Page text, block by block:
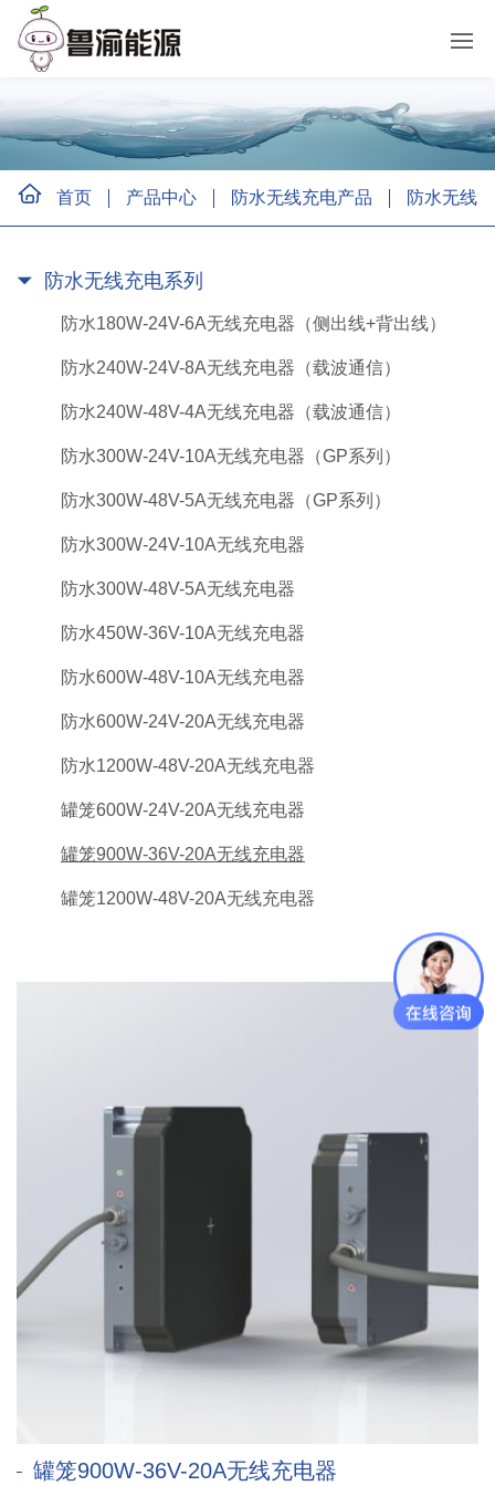
首页 产品中心 防水无线充电产品 防水无线
防水无线充电系列
防水180W-24V-6A无线充电器（侧出线+背出线）
防水240W-24V-8A无线充电器（载波通信）
防水240W-48V-4A无线充电器（载波通信）
防水300W-24V-10A无线充电器（GP系列）
防水300W-48V-5A无线充电器（GP系列）
防水300W-24V-10A无线充电器
防水300W-48V-5A无线充电器
防水450W-36V-10A无线充电器
防水600W-48V-10A无线充电器
防水600W-24V-20A无线充电器
防水1200W-48V-20A无线充电器
罐笼600W-24V-20A无线充电器
罐笼900W-36V-20A无线充电器
罐笼1200W-48V-20A无线充电器
罐笼900W-36V-20A无线充电器